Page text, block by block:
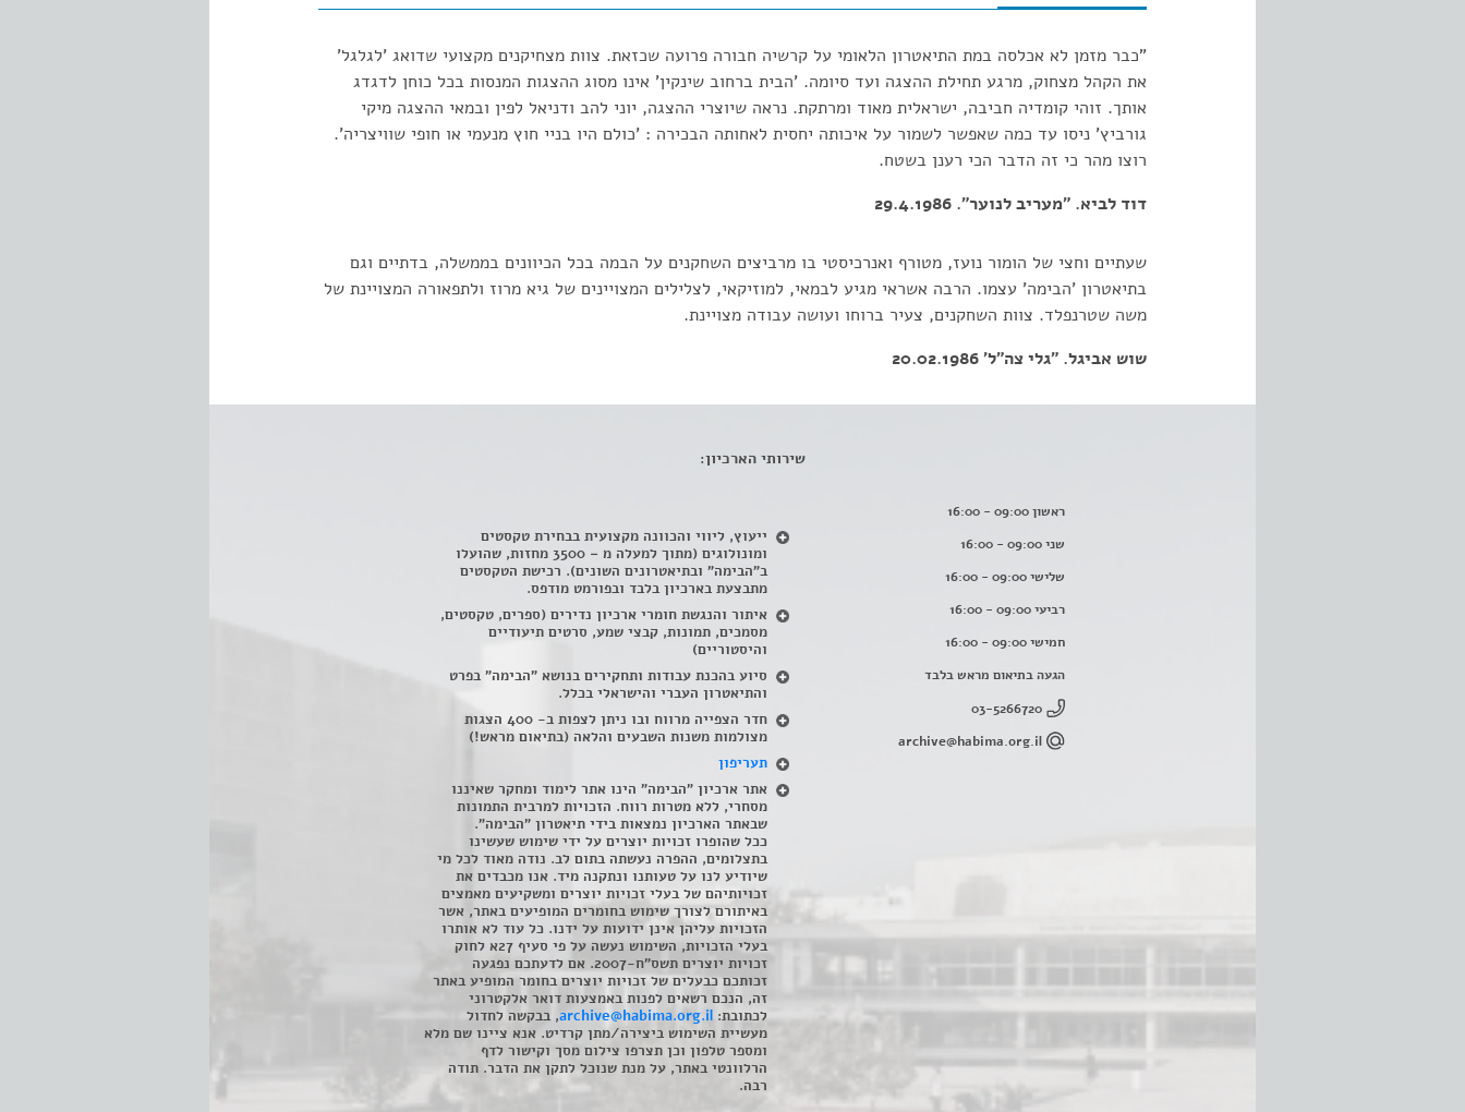
"כבר מזמן לא אכלסה במת התיאטרון הלאומי על קרשיה חבורה פרועה שכזאת. צוות מצחיקנים מקצועי שדואג 'לגלגל'
את הקהל מצחוק, מרגע תחילת ההצגה ועד סיומה. 'הבית ברחוב שינקין' אינו מסוג ההצגות המנסות בכל כוחן לדגדג
אותך. זוהי קומדיה חביבה, ישראלית מאוד ומרתקת. נראה שיוצרי ההצגה, יוני להב ודניאל לפין ובמאי ההצגה מיקי
גורביץ' ניסו עד כמה שאפשר לשמור על איכותה יחסית לאחותה הבכירה : 'כולם היו בניי חוץ מנעמי או חופי שוויצריה'.
רוצו מהר כי זה הדבר הכי רענן בשטח.
דוד לביא. "מעריב לנוער". 29.4.1986
שעתיים וחצי של הומור נועז, מטורף ואנרכיסטי בו מרביצים השחקנים על הבמה בכל הכיוונים בממשלה, בדתיים וגם
בתיאטרון 'הבימה' עצמו. הרבה אשראי מגיע לבמאי, למוזיקאי, לצלילים המצויינים של גיא מרוז ולתפאורה המצויינת של
משה שטרנפלד. צוות השחקנים, צעיר ברוחו ועושה עבודה מצויינת.
שוש אביגל. "גלי צה"ל' 20.02.1986
ראשון 09:00 - 16:00
שני 09:00 - 16:00
שלישי 09:00 - 16:00
רביעי 09:00 - 16:00
חמישי 09:00 - 16:00
הגעה בתיאום מראש בלבד
03-5266720
archive@habima.org.il
שירותי הארכיון:
ייעוץ, ליווי והכוונה מקצועית בבחירת טקסטים
ומונולוגים (מתוך למעלה מ – 3500 מחזות, שהועלו
ב"הבימה" ובתיאטרונים השונים). רכישת הטקסטים
מתבצעת בארכיון בלבד ובפורמט מודפס.
איתור והנגשת חומרי ארכיון נדירים (ספרים, טקסטים,
מסמכים, תמונות, קבצי שמע, סרטים תיעודיים
והיסטוריים)
סיוע בהכנת עבודות ותחקירים בנושא "הבימה" בפרט
והתיאטרון העברי והישראלי בכלל.
חדר הצפייה מרווח ובו ניתן לצפות ב- 400 הצגות
מצולמות משנות השבעים והלאה (בתיאום מראש!)
תעריפון
אתר ארכיון "הבימה" הינו אתר לימוד ומחקר שאיננו
מסחרי, ללא מטרות רווח. הזכויות למרבית התמונות
שבאתר הארכיון נמצאות בידי תיאטרון "הבימה".
ככל שהופרו זכויות יוצרים על ידי שימוש שעשינו
בתצלומים, ההפרה נעשתה בתום לב. נודה מאוד לכל מי
שיודיע לנו על טעותנו ונתקנה מיד. אנו מכבדים את
זכויותיהם של בעלי זכויות יוצרים ומשקיעים מאמצים
באיתורם לצורך שימוש בחומרים המופיעים באתר, אשר
הזכויות עליהן אינן ידועות על ידנו. כל עוד לא אותרו
בעלי הזכויות, השימוש נעשה על פי סעיף 27א לחוק
זכויות יוצרים תשס"ח-2007. אם לדעתכם נפגעה
זכותכם כבעלים של זכויות יוצרים בחומר המופיע באתר
זה, הנכם רשאים לפנות באמצעות דואר אלקטרוני
לכתובת: archive@habima.org.il, בבקשה לחדול
מעשיית השימוש ביצירה/מתן קרדיט. אנא ציינו שם מלא
ומספר טלפון וכן תצרפו צילום מסך וקישור לדף
הרלוונטי באתר, על מנת שנוכל לתקן את הדבר. תודה
רבה.